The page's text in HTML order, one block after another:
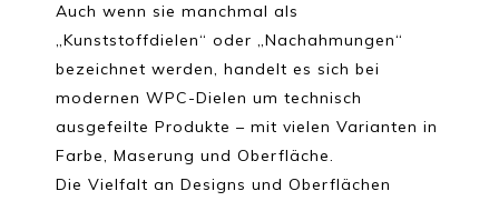
Auch wenn sie manchmal als
„Kunststoffdielen“ oder „Nachahmungen“
bezeichnet werden, handelt es sich bei
modernen WPC-Dielen um technisch
ausgefeilte Produkte – mit vielen Varianten in
Farbe, Maserung und Oberfläche.
Die Vielfalt an Designs und Oberflächen